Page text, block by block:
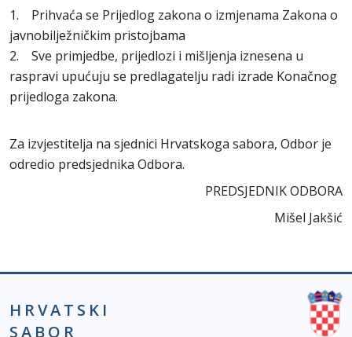
1. Prihvaća se Prijedlog zakona o izmjenama Zakona o
javnobilježničkim pristojbama
2. Sve primjedbe, prijedlozi i mišljenja iznesena u
raspravi upućuju se predlagatelju radi izrade Konačnog
prijedloga zakona.
Za izvjestitelja na sjednici Hrvatskoga sabora, Odbor je
odredio predsjednika Odbora.
PREDSJEDNIK ODBORA
Mišel Jakšić
HRVATSKI
SABOR